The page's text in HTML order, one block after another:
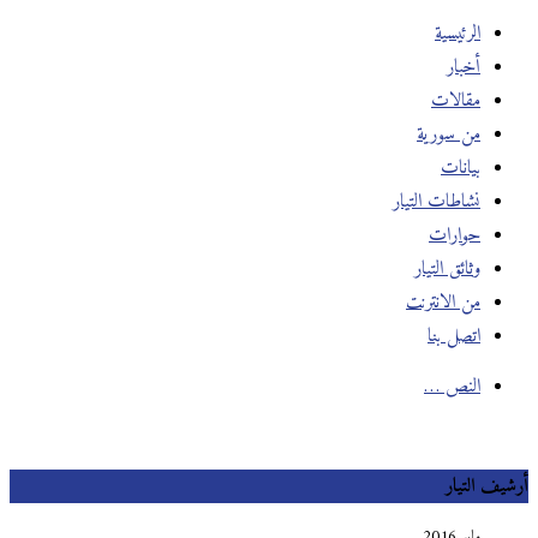
الرئيسية
أخبار
مقالات
من سورية
بيانات
نشاطات التيار
حوارات
وثائق التيار
من الانترنت
اتصل بنا
النص …
التيار